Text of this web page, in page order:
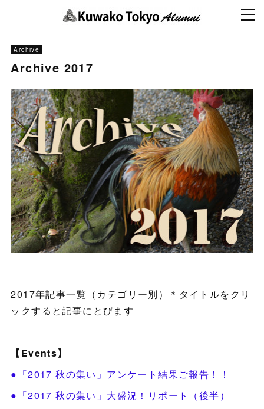
Archive
Archive 2017
2017年記事一覧（カテゴリー別）＊タイトルをクリ
ックすると記事にとびます
【Events】
●「2017 秋の集い」アンケート結果ご報告！！
●「2017 秋の集い」大盛況！リポート（後半）